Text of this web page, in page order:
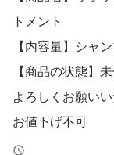
トメント
【内容量】シャ
【商品の状態】
よろしくお願いい
お値下げ不可
ゆうパケットポス